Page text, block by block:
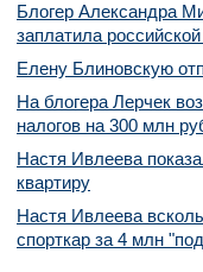
Блогер Александра
заплатила
Елену Блиновскую
На блогера Лерчек
налогов на 300 млн
Настя Ивлеева
квартиру
Настя Ивлеева
спорткар за 4 млн